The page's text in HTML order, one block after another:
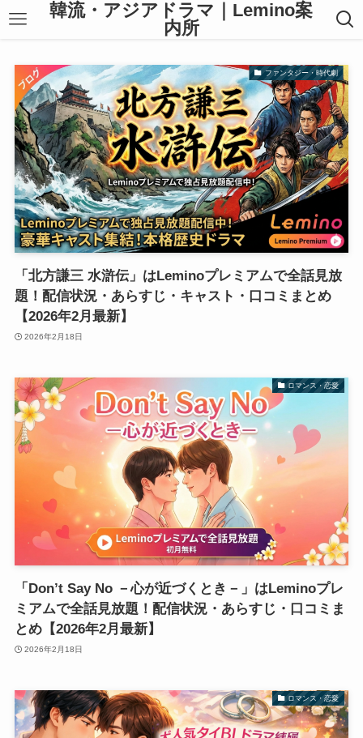
韓流・アジアドラマ｜Lemino案
内所
ファンタジー・時代劇
「北方謙三 水滸伝」はLeminoプレミアムで全話見放
題！配信状況・あらすじ・キャスト・口コミまとめ
【2026年2月最新】
2026年2月18日
ロマンス・恋愛
「Don’t Say No －心が近づくとき－」はLeminoプレ
ミアムで全話見放題！配信状況・あらすじ・口コミま
とめ【2026年2月最新】
2026年2月18日
ロマンス・恋愛